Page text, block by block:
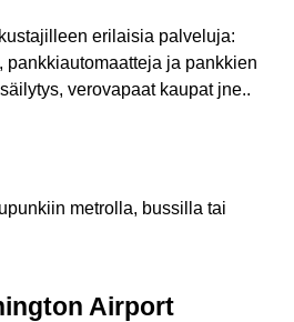
erilaisia ​​palveluja:
pankkiautomaatteja ja pankkien
verovapaat kaupat jne..
metrolla, bussilla tai
Airport